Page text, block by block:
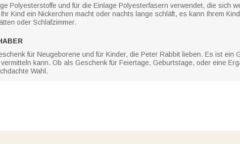
Polyesterstoffe und für die Einlage Polyesterfasern verwendet, die sich
Kind ein Nickerchen macht oder nachts lange schläft, es kann Ihrem
oder Schlafzimmer.
für Neugeborene und für Kinder, die Peter Rabbit lieben. Es ist ein
kann. Ob als Geschenk für Feiertage, Geburtstage, oder eine
Wahl.